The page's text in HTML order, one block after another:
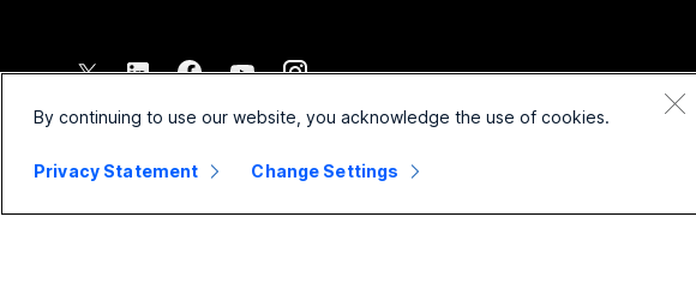
2026 Cisco ja/tai sen tytäryhtiöt. Kaikki oikeudet pidätetään.
By continuing to use our website, you acknowledge the use of cookies.
Privacy Statement Change Settings